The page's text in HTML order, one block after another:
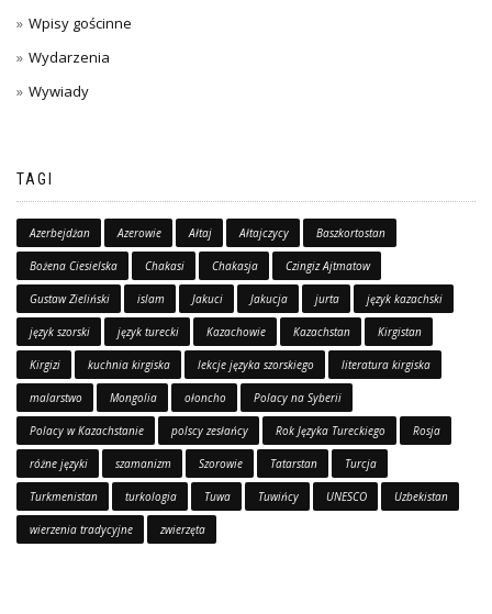
Wpisy gościnne
Wydarzenia
Wywiady
TAGI
Azerbejdżan Azerowie Ałtaj Ałtajczycy Baszkortostan
Bożena Ciesielska Chakasi Chakasja Czingiz Ajtmatow
Gustaw Zieliński islam Jakuci Jakucja jurta język kazachski
język szorski język turecki Kazachowie Kazachstan Kirgistan
Kirgizi kuchnia kirgiska lekcje języka szorskiego literatura kirgiska
malarstwo Mongolia ołoncho Polacy na Syberii
Polacy w Kazachstanie polscy zesłańcy Rok Języka Tureckiego Rosja
różne języki szamanizm Szorowie Tatarstan Turcja
Turkmenistan turkologia Tuwa Tuwińcy UNESCO Uzbekistan
wierzenia tradycyjne zwierzęta